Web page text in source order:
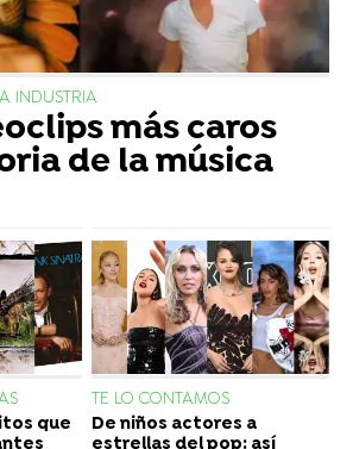
INDUSTRIA
más caros
de la música
que
TE LO CONTAMOS
De niños actores a